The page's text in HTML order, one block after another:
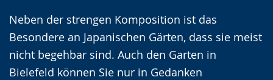
Neben der strengen Komposition ist das
Besondere an Japanischen Gärten, dass sie meist
nicht begehbar sind. Auch den Garten in
Bielefeld können Sie nur in Gedanken
wird
angezeigt.